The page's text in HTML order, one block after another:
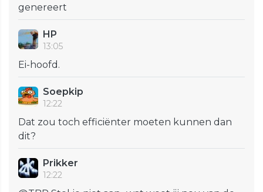
genereert
HP
13:05
Ei-hoofd.
Soepkip
12:22
Dat zou toch efficiënter moeten kunnen dan
dit?
Prikker
12:22